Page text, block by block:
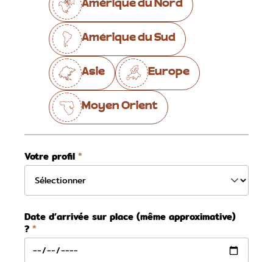
Amérique du Nord
Amérique du Sud
Asie Europe
Moyen Orient
Votre profil
Date d’arrivée sur place (même approximative)
?